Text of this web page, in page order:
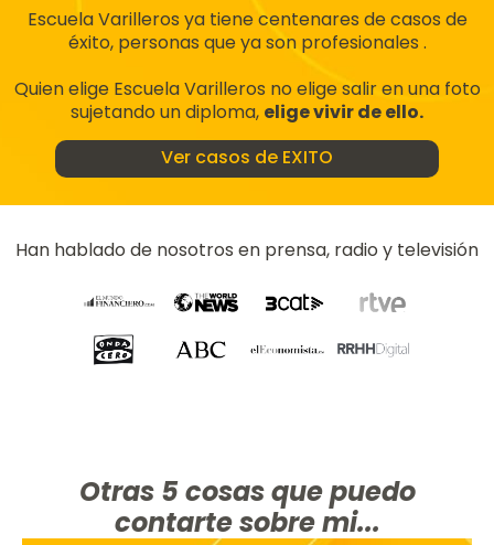
Escuela Varilleros ya tiene centenares de casos de
éxito, personas que ya son profesionales .
Quien elige Escuela Varilleros no elige salir en una foto
sujetando un diploma, elige vivir de ello.
Ver casos de EXITO
Han hablado de nosotros en prensa, radio y televisión
Otras 5 cosas que puedo
contarte sobre mi...